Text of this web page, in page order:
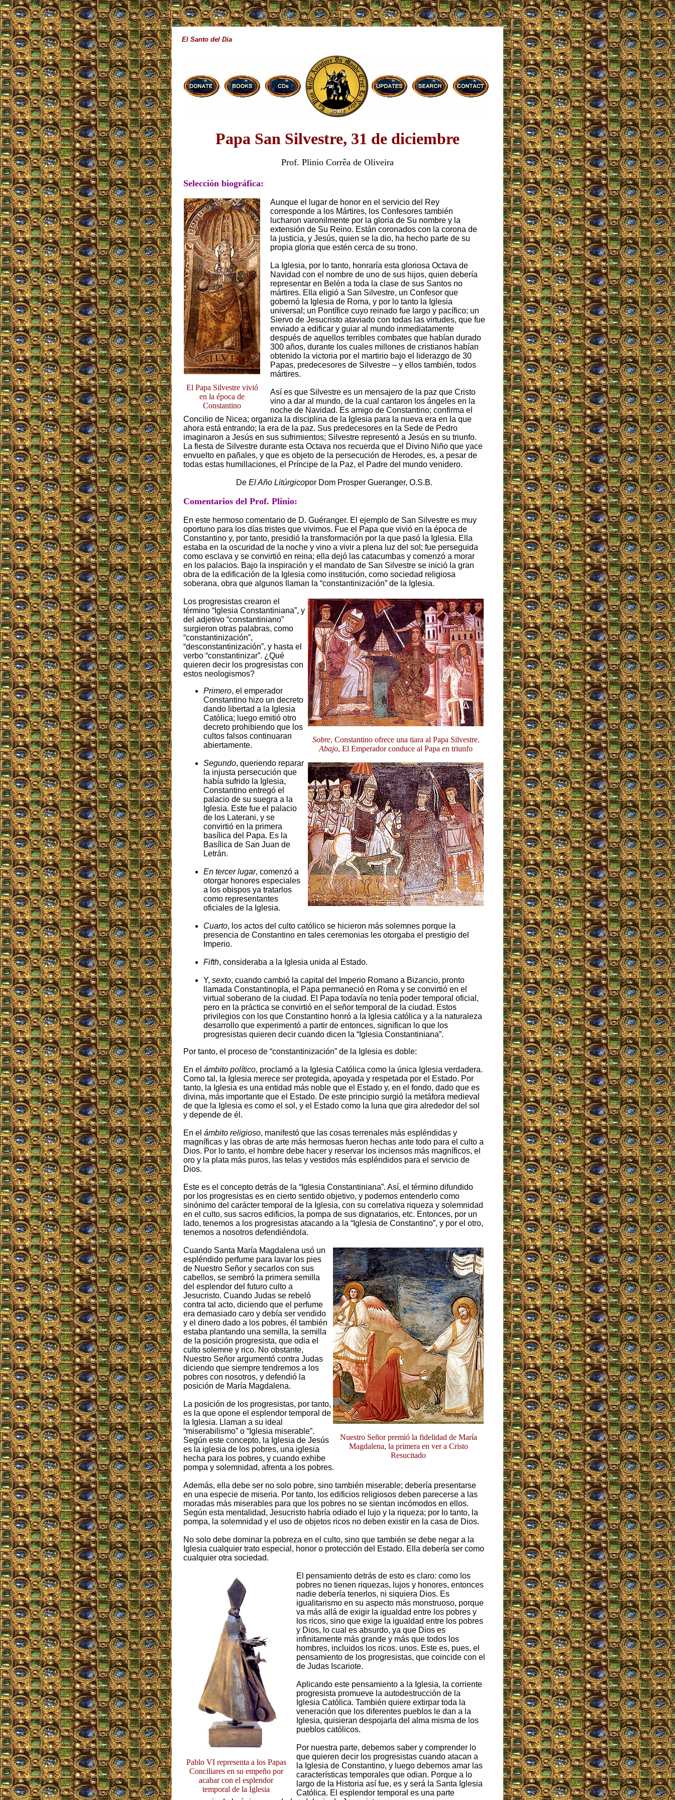
El Santo del Día
Papa San Silvestre, 31 de diciembre
Prof. Plinio Corrêa de Oliveira
Selección biográfica:
El Papa Silvestre vivió
en la época de
Constantino
Aunque el lugar de honor en el servicio del Rey
corresponde a los Mártires, los Confesores también
lucharon varonilmente por la gloria de Su nombre y la
extensión de Su Reino. Están coronados con la corona de
la justicia, y Jesús, quien se la dio, ha hecho parte de su
propia gloria que estén cerca de su trono.
La Iglesia, por lo tanto, honraría esta gloriosa Octava de
Navidad con el nombre de uno de sus hijos, quien debería
representar en Belén a toda la clase de sus Santos no
mártires. Ella eligió a San Silvestre, un Confesor que
gobernó la Iglesia de Roma, y ​​por lo tanto la Iglesia
universal; un Pontífice cuyo reinado fue largo y pacífico; un
Siervo de Jesucristo ataviado con todas las virtudes, que fue
enviado a edificar y guiar al mundo inmediatamente
después de aquellos terribles combates que habían durado
300 años, durante los cuales millones de cristianos habían
obtenido la victoria por el martirio bajo el liderazgo de 30
Papas, predecesores de Silvestre – y ellos también, todos
mártires.
Así es que Silvestre es un mensajero de la paz que Cristo
vino a dar al mundo, de la cual cantaron los ángeles en la
noche de Navidad. Es amigo de Constantino; confirma el
Concilio de Nicea; organiza la disciplina de la Iglesia para la nueva era en la que
ahora está entrando; la era de la paz. Sus predecesores en la Sede de Pedro
imaginaron a Jesús en sus sufrimientos; Silvestre representó a Jesús en su triunfo.
La fiesta de Silvestre durante esta Octava nos recuerda que el Divino Niño que yace
envuelto en pañales, y que es objeto de la persecución de Herodes, es, a pesar de
todas estas humillaciones, el Príncipe de la Paz, el Padre del mundo venidero.
De El Año Litúrgicopor Dom Prosper Gueranger, O.S.B.
Comentarios del Prof. Plinio:
En este hermoso comentario de D. Guéranger. El ejemplo de San Silvestre es muy
oportuno para los días tristes que vivimos. Fue el Papa que vivió en la época de
Constantino y, por tanto, presidió la transformación por la que pasó la Iglesia. Ella
estaba en la oscuridad de la noche y vino a vivir a plena luz del sol; fue perseguida
como esclava y se convirtió en reina; ella dejó las catacumbas y comenzó a morar
en los palacios. Bajo la inspiración y el mandato de San Silvestre se inició la gran
obra de la edificación de la Iglesia como institución, como sociedad religiosa
soberana, obra que algunos llaman la “constantinización” de la Iglesia.
Sobre, Constantino ofrece una tiara al Papa Silvestre.
Abajo, El Emperador conduce al Papa en triunfo
Los progresistas crearon el
término “Iglesia Constantiniana”, y
del adjetivo “constantiniano”
surgieron otras palabras, como
“constantinización”,
“desconstantinización”, y hasta el
verbo “constantinizar”. ¿Qué
quieren decir los progresistas con
estos neologismos?
Primero, el emperador
Constantino hizo un decreto
dando libertad a la Iglesia
Católica; luego emitió otro
decreto prohibiendo que los
cultos falsos continuaran
abiertamente.
Segundo, queriendo reparar
la injusta persecución que
había sufrido la Iglesia,
Constantino entregó el
palacio de su suegra a la
Iglesia. Este fue el palacio
de los Laterani, y se
convirtió en la primera
basílica del Papa. Es la
Basílica de San Juan de
Letrán.
En tercer lugar, comenzó a
otorgar honores especiales
a los obispos ya tratarlos
como representantes
oficiales de la Iglesia.
Cuarto, los actos del culto católico se hicieron más solemnes porque la
presencia de Constantino en tales ceremonias les otorgaba el prestigio del
Imperio.
Fifth, consideraba a la Iglesia unida al Estado.
Y, sexto, cuando cambió la capital del Imperio Romano a Bizancio, pronto
llamada Constantinopla, el Papa permaneció en Roma y se convirtió en el
virtual soberano de la ciudad. El Papa todavía no tenía poder temporal oficial,
pero en la práctica se convirtió en el señor temporal de la ciudad. Estos
privilegios con los que Constantino honró a la Iglesia católica y a la naturaleza
desarrollo que experimentó a partir de entonces, significan lo que los
progresistas quieren decir cuando dicen la “Iglesia Constantiniana”.
Por tanto, el proceso de “constantinización” de la Iglesia es doble:
En el ámbito político, proclamó a la Iglesia Católica como la única Iglesia verdadera.
Como tal, la Iglesia merece ser protegida, apoyada y respetada por el Estado. Por
tanto, la Iglesia es una entidad más noble que el Estado y, en el fondo, dado que es
divina, más importante que el Estado. De este principio surgió la metáfora medieval
de que la Iglesia es como el sol, y el Estado como la luna que gira alrededor del sol
y depende de él.
En el ámbito religioso, manifestó que las cosas terrenales más espléndidas y
magníficas y las obras de arte más hermosas fueron hechas ante todo para el culto a
Dios. Por lo tanto, el hombre debe hacer y reservar los inciensos más magníficos, el
oro y la plata más puros, las telas y vestidos más espléndidos para el servicio de
Dios.
Este es el concepto detrás de la “Iglesia Constantiniana”. Así, el término difundido
por los progresistas es en cierto sentido objetivo, y podemos entenderlo como
sinónimo del carácter temporal de la Iglesia, con su correlativa riqueza y solemnidad
en el culto, sus sacros edificios, la pompa de sus dignatarios, etc. Entonces, por un
lado, tenemos a los progresistas atacando a la “Iglesia de Constantino”, y por el otro,
tenemos a nosotros defendiéndola.
Nuestro Señor premió la fidelidad de María
Magdalena, la primera en ver a Cristo
Resucitado
Cuando Santa María Magdalena usó un
espléndido perfume para lavar los pies
de Nuestro Señor y secarlos con sus
cabellos, se sembró la primera semilla
del esplendor del futuro culto a
Jesucristo. Cuando Judas se rebeló
contra tal acto, diciendo que el perfume
era demasiado caro y debía ser vendido
y el dinero dado a los pobres, él también
estaba plantando una semilla, la semilla
de la posición progresista, que odia el
culto solemne y rico. No obstante,
Nuestro Señor argumentó contra Judas
diciendo que siempre tendremos a los
pobres con nosotros, y defendió la
posición de María Magdalena.
La posición de los progresistas, por tanto,
es la que opone el esplendor temporal de
la Iglesia. Llaman a su ideal
“miserabilismo” o “Iglesia miserable”.
Según este concepto, la Iglesia de Jesús
es la iglesia de los pobres, una iglesia
hecha para los pobres, y cuando exhibe
pompa y solemnidad, afrenta a los pobres.
Además, ella debe ser no solo pobre, sino también miserable; debería presentarse
en una especie de miseria. Por tanto, los edificios religiosos deben parecerse a las
moradas más miserables para que los pobres no se sientan incómodos en ellos.
Según esta mentalidad, Jesucristo habría odiado el lujo y la riqueza; por lo tanto, la
pompa, la solemnidad y el uso de objetos ricos no deben existir en la casa de Dios.
No solo debe dominar la pobreza en el culto, sino que también se debe negar a la
Iglesia cualquier trato especial, honor o protección del Estado. Ella debería ser como
cualquier otra sociedad.
Pablo VI representa a los Papas
Conciliares en su empeño por
acabar con el esplendor
temporal de la Iglesia
El pensamiento detrás de esto es claro: como los
pobres no tienen riquezas, lujos y honores, entonces
nadie debería tenerlos, ni siquiera Dios. Es
igualitarismo en su aspecto más monstruoso, porque
va más allá de exigir la igualdad entre los pobres y
los ricos, sino que exige la igualdad entre los pobres
y Dios, lo cual es absurdo, ya que Dios es
infinitamente más grande y más que todos los
hombres, incluidos los ricos. unos. Este es, pues, el
pensamiento de los progresistas, que coincide con el
de Judas Iscariote.
Aplicando este pensamiento a la Iglesia, la corriente
progresista promueve la autodestrucción de la
Iglesia Católica. También quiere extirpar toda la
veneración que los diferentes pueblos le dan a la
Iglesia, quisieran despojarla del alma misma de los
pueblos católicos.
Por nuestra parte, debemos saber y comprender lo
que quieren decir los progresistas cuando atacan a
la Iglesia de Constantino, y luego debemos amar las
características temporales que odian. Porque a lo
largo de la Historia así fue, es y será la Santa Iglesia
Católica. El esplendor temporal es una parte